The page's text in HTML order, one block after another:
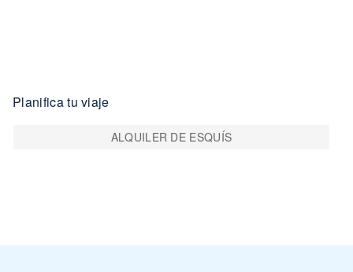
Planifica tu viaje
ALQUILER DE ESQUÍS